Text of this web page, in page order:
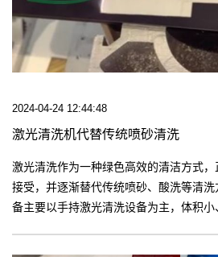
2024-04-24 12:44:48
激光清洗机代替传统喷砂清洗
激光清洗作为一种绿色高效的清洁方式
接受，并逐渐替代传统喷砂、酸洗等清
备主要以手持激光清洗设备为主，体积小